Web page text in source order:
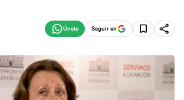
Seguir en